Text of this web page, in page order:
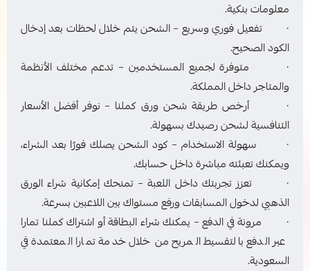
معلومات بنكية.
· تفعيل فوري وسريع – الشحن يتم خلال لحظات بعد إدخال
الكود الصحيح.
· متوفرة لجميع المستخدمين – تدعم مختلف الأنظمة
والمتاجر داخل المملكة.
· أرخص طريقة شحن ورق كملنا – نوفر أفضل الأسعار
التنافسية لشحن رصيدك بسهولة.
· سهولة الاستخدام – كود الشحن يصلك فورًا بعد الشراء،
ويمكنك تعبئته مباشرة داخل حسابك.
· تعزز تجربتك داخل اللعبة – تمنحك إمكانية شراء الورق
الذهبي لدخول المسابقات ورفع مستواك بين اللاعبين بسرعة.
· مرونة في الدفع – يمكنك شراء البطاقة أو اشتراك كملنا تمارا
عبر الدفع بالتقسيط المريح من خلال خدمة تمارا المعتمدة في
السعودية.